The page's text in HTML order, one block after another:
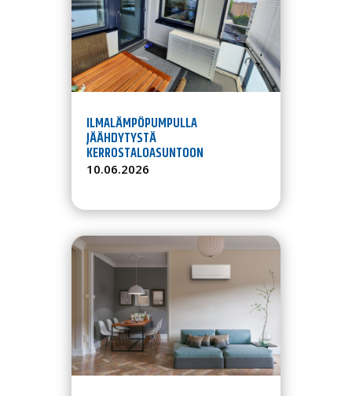
ILMALÄMPÖPUMPULLA
JÄÄHDYTYSTÄ
KERROSTALOASUNTOON
10.06.2026